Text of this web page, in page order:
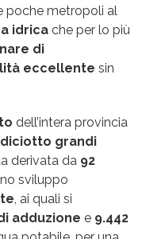
poche metropoli al
idrica che per lo più
di
eccellente sin
dell’intera provincia
diciotto grandi
derivata da 92
sviluppo
, ai quali si
adduzione e 9.442